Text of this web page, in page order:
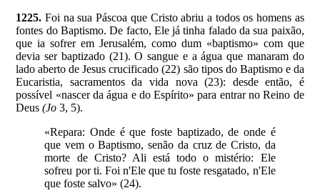
1225. Foi na sua Páscoa que Cristo abriu a todos os homens as
fontes do Baptismo. De facto, Ele já tinha falado da sua paixão,
que ia sofrer em Jerusalém, como dum «baptismo» com que
devia ser baptizado (21). O sangue e a água que manaram do
lado aberto de Jesus crucificado (22) são tipos do Baptismo e da
Eucaristia, sacramentos da vida nova (23): desde então, é
possível «nascer da água e do Espírito» para entrar no Reino de
Deus (Jo 3, 5).
«Repara: Onde é que foste baptizado, de onde é
que vem o Baptismo, senão da cruz de Cristo, da
morte de Cristo? Ali está todo o mistério: Ele
sofreu por ti. Foi n'Ele que tu foste resgatado, n'Ele
que foste salvo» (24).